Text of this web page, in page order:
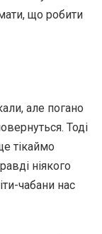
що робити
але погано
Тоді
тікаймо
ніякого
чабани нас